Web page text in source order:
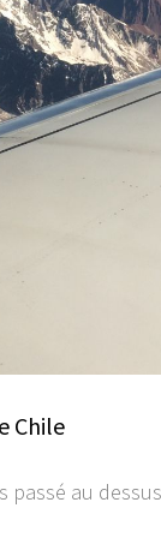
Chile
passé au